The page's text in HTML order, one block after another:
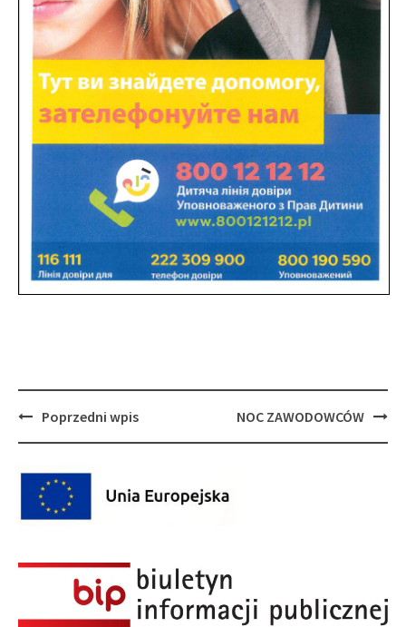
PostPoprzedni wpis NOC ZAWODOWCÓW